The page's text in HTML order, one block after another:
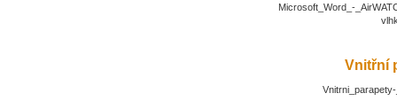
Microsoft_Word_-
Vnitřní